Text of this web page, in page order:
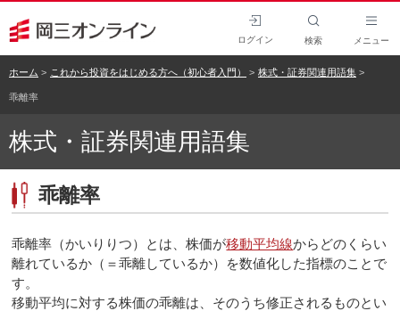
ログイン 検索 メニュー
ホーム これから投資をはじめる方へ（初心者入門） 株式・証券関連用語集
乖離率
株式・証券関連用語集
乖離率
乖離率（かいりりつ）とは、株価が移動平均線からどのくらい
離れているか（＝乖離しているか）を数値化した指標のことで
す。
移動平均に対する株価の乖離は、そのうち修正されるものとい